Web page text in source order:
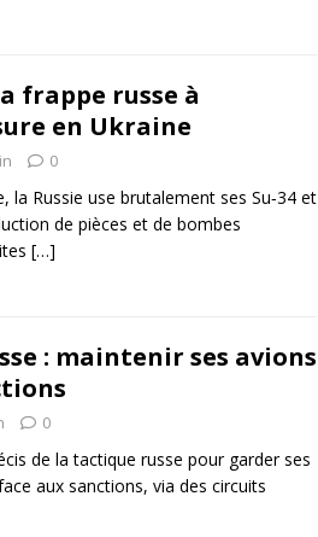
frappe russe à
en Ukraine
0
la Russie use brutalement ses Su‑34 et
de pièces et de bombes
[…]
: maintenir ses avions
0
de la tactique russe pour garder ses
aux sanctions, via des circuits